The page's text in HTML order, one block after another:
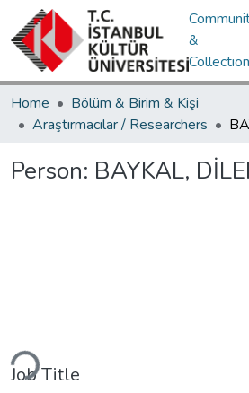
&
Home
Bölüm & Birim & Kişi
Araştırmacılar / Researchers
Person: BAYKAL,
Loading...
Job Title